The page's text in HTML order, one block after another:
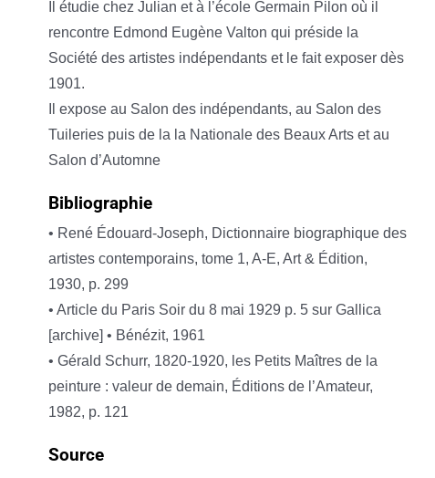
Il étudie chez Julian et à l’école Germain Pilon où il
rencontre Edmond Eugène Valton qui préside la
Société des artistes indépendants et le fait exposer dès
1901.
Il expose au Salon des indépendants, au Salon des
Tuileries puis de la la Nationale des Beaux Arts et au
Salon d’Automne
Bibliographie
• René Édouard-Joseph, Dictionnaire biographique des
artistes contemporains, tome 1, A-E, Art & Édition,
1930, p. 299
• Article du Paris Soir du 8 mai 1929 p. 5 sur Gallica
[archive] • Bénézit, 1961
• Gérald Schurr, 1820-1920, les Petits Maîtres de la
peinture : valeur de demain, Éditions de l’Amateur,
1982, p. 121
Source